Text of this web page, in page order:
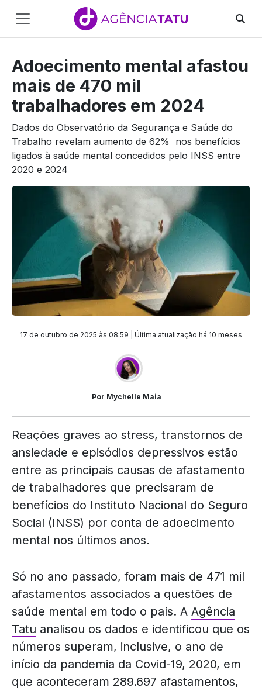
Pular para o conteúdo
Main
Navigation
Adoecimento mental afastou
mais de 470 mil
trabalhadores em 2024
Dados do Observatório da Segurança e Saúde do
Trabalho revelam aumento de 62% nos benefícios
ligados à saúde mental concedidos pelo INSS entre
2020 e 2024
17 de outubro de 2025 às 08:59 | Última atualização há 10 meses
Por Mychelle Maia
Reações graves ao stress, transtornos de
ansiedade e episódios depressivos estão
entre as principais causas de afastamento
de trabalhadores que precisaram de
benefícios do Instituto Nacional do Seguro
Social (INSS) por conta de adoecimento
mental nos últimos anos.
Só no ano passado, foram mais de 471 mil
afastamentos associados a questões de
saúde mental em todo o país. A Agência
Tatu analisou os dados e identificou que os
números superam, inclusive, o ano de
início da pandemia da Covid-19, 2020, em
que aconteceram 289.697 afastamentos,